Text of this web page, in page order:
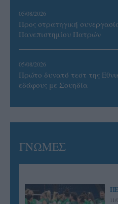
05/08/2026
Προς στρατηγική
Πανεπιστημίου Πατρών
05/08/2026
Πρώτο δυνατό τεστ της
εδάφους με Σουηδία
ΓΝΩΜΕΣ